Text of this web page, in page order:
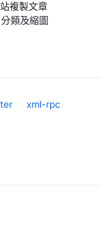
複製文章
類及縮圖
xml-rpc